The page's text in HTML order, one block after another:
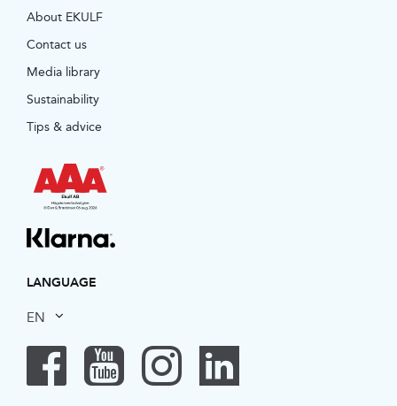
About EKULF
Contact us
Media library
Sustainability
Tips & advice
LANGUAGE
EN